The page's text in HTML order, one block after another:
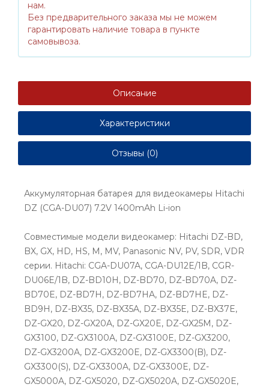
нам.
Без предварительного заказа мы не можем
гарантировать наличие товара в пункте
самовывоза.
Описание
Характеристики
Отзывы (0)
Аккумуляторная батарея для видеокамеры Hitachi
DZ (CGA-DU07) 7.2V 1400mAh Li-ion
Совместимые модели видеокамер: Hitachi DZ-BD,
BX, GX, HD, HS, M, MV, Panasonic NV, PV, SDR, VDR
серии. Hitachi: CGA-DU07A, CGA-DU12E/1B, CGR-
DU06E/1B, DZ-BD10H, DZ-BD70, DZ-BD70A, DZ-
BD70E, DZ-BD7H, DZ-BD7HA, DZ-BD7HE, DZ-
BD9H, DZ-BX35, DZ-BX35A, DZ-BX35E, DZ-BX37E,
DZ-GX20, DZ-GX20A, DZ-GX20E, DZ-GX25M, DZ-
GX3100, DZ-GX3100A, DZ-GX3100E, DZ-GX3200,
DZ-GX3200A, DZ-GX3200E, DZ-GX3300(B), DZ-
GX3300(S), DZ-GX3300A, DZ-GX3300E, DZ-
GX5000A, DZ-GX5020, DZ-GX5020A, DZ-GX5020E,